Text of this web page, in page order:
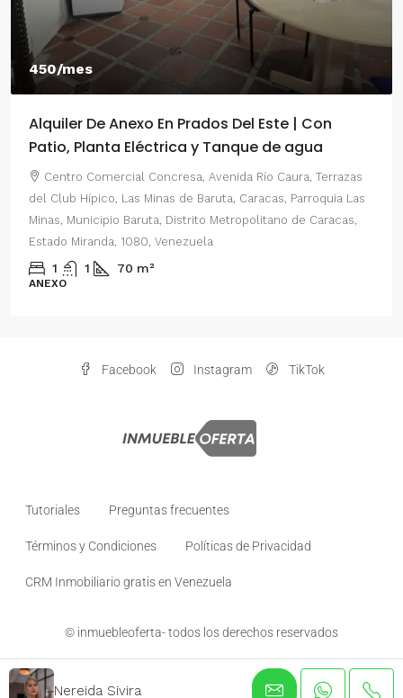
450/mes
Alquiler De Anexo En Prados Del Este | Con
Patio, Planta Eléctrica y Tanque de agua
Centro Comercial Concresa, Avenida Río Caura, Terrazas
del Club Hípico, Las Minas de Baruta, Caracas, Parroquia Las
Minas, Municipio Baruta, Distrito Metropolitano de Caracas,
Estado Miranda, 1080, Venezuela
1 1 70 m²
ANEXO
Nereida Sivira
Facebook Instagram TikTok
Tutoriales Preguntas frecuentes
Términos y Condiciones Políticas de Privacidad
CRM Inmobiliario gratis en Venezuela
© inmuebleoferta- todos los derechos reservados